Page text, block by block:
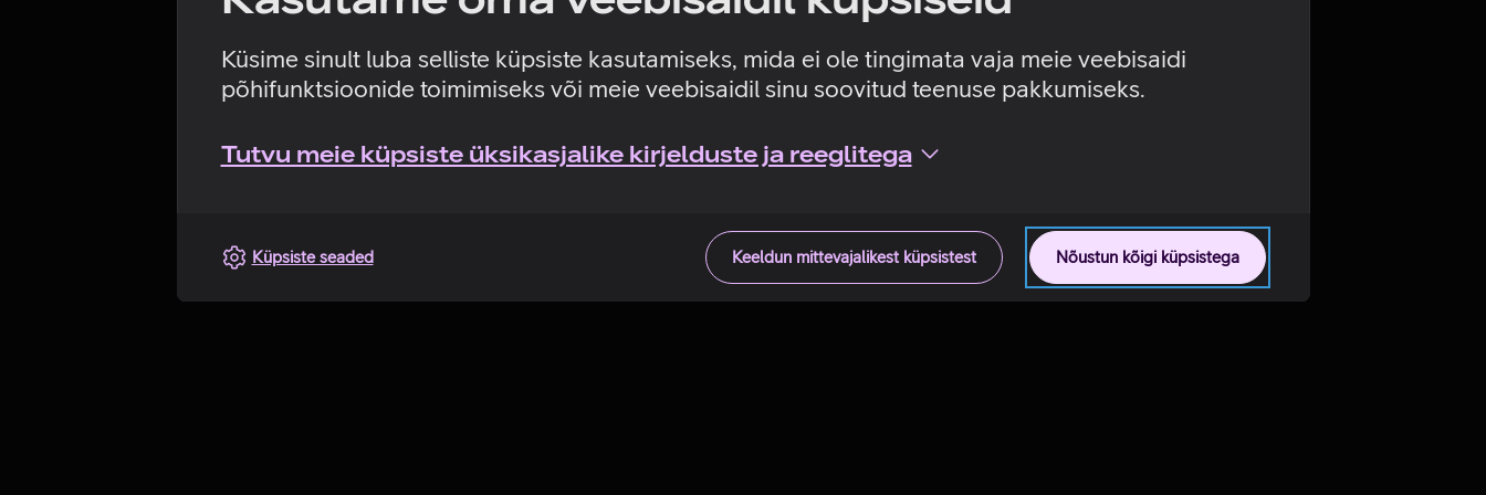
Küsime sinult luba selliste küpsiste kasutamiseks, mida ei ole tingimata vaja meie veebisaidi
põhifunktsioonide toimimiseks või meie veebisaidil sinu soovitud teenuse pakkumiseks.
Tutvu meie küpsiste üksikasjalike kirjelduste ja reeglitega
Nõustun kõigi küpsistega
Keeldun mittevajalikest küpsistest
Küpsiste seaded